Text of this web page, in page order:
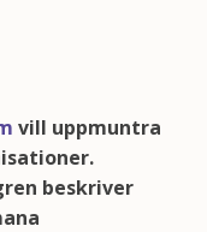
vill uppmuntra
beskriver